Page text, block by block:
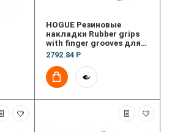
HOGUE Резиновые
накладки Rubber grips
with finger grooves для
пистолета 1911
2792.84 Р